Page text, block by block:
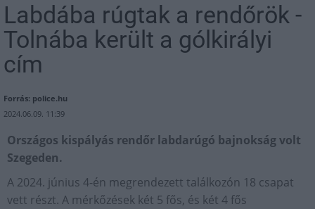
Labdába rúgtak a rendőrök -
Tolnába került a gólkirályi
cím
Forrás: police.hu
2024.06.09. 11:39
Országos kispályás rendőr labdarúgó bajnokság volt
Szegeden.
A 2024. június 4-én megrendezett találkozón 18 csapat
vett részt. A mérkőzések két 5 fős, és két 4 fős